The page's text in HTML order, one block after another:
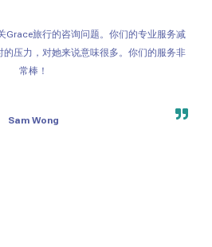
Grace旅行的咨询问题。你们的专业服务减
压力，对她来说意味很多。你们的服务非
常棒！
Sam Wong